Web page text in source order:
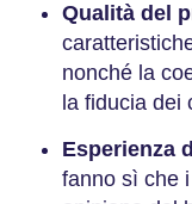
Qualità del
nonché la
la fiducia dei
Esperienza
fanno sì che